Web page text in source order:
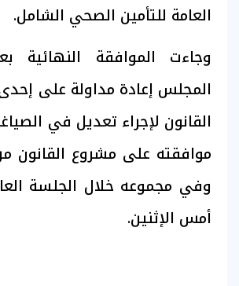
العامة للتأمين الصحي الشامل.
وجاءت الموافقة النهائية
المجلس إعادة مداولة على
القانون لإجراء تعديل في
موافقته على مشروع القانون
وفي مجموعه خلال الجلسة
أمس الإثنين.